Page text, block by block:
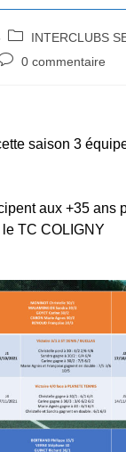
INTERCLUBS
0 commentaire
saison 3
aux +35 ans
le TC COLIGNY